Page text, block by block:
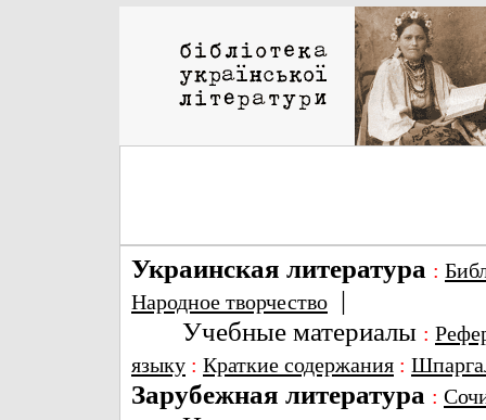
Украинская литература :
Народное творчество |
Учебные материалы :
языку : Краткие содержания :
Зарубежная литература :